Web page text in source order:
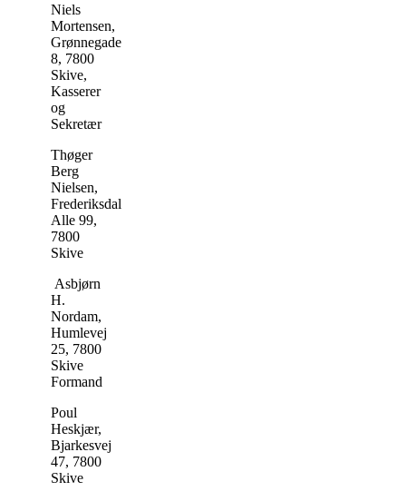
Niels
Mortensen,
Grønnegade
8, 7800
Skive,
Kasserer
og
Sekretær
Thøger
Berg
Nielsen,
Frederiksdal
Alle 99,
7800
Skive
Asbjørn
H.
Nordam,
Humlevej
25, 7800
Skive
Formand
Poul
Heskjær,
Bjarkesvej
47, 7800
Skive